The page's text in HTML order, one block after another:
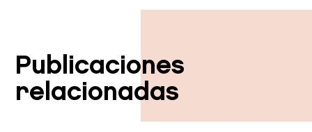
Publicaciones
relacionadas